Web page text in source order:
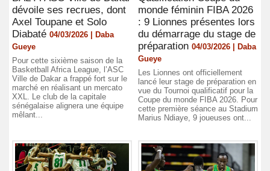
dévoile ses recrues, dont
Axel Toupane et Solo
Diabaté 04/03/2026 | Daba
Gueye
Pour cette sixième saison de la
Basketball Africa League, l’ASC
Ville de Dakar a frappé fort sur le
marché en réalisant un mercato
XXL. Le club de la capitale
sénégalaise alignera une équipe
mêlant...
monde féminin FIBA 2026
: 9 Lionnes présentes lors
du démarrage du stage de
préparation 04/03/2026 | Daba
Gueye
Les Lionnes ont officiellement
lancé leur stage de préparation en
vue du Tournoi qualificatif pour la
Coupe du monde FIBA 2026. Pour
cette première séance au Stadium
Marius Ndiaye, 9 joueuses ont...